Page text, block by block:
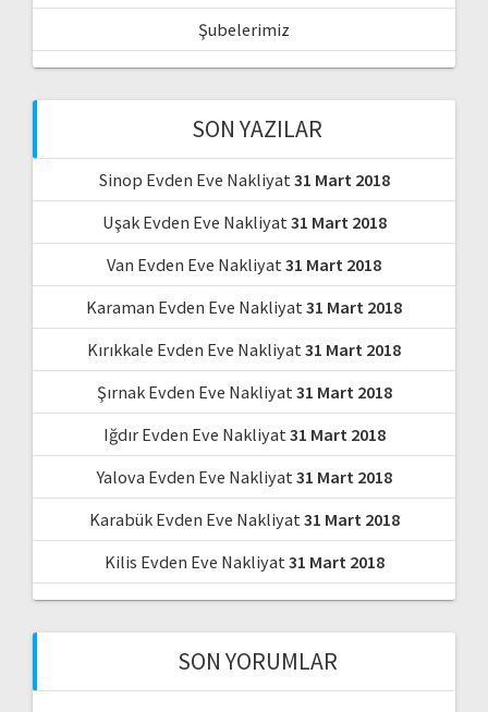
Şubelerimiz
SON YAZILAR
Sinop Evden Eve Nakliyat31 Mart 2018
Uşak Evden Eve Nakliyat31 Mart 2018
Van Evden Eve Nakliyat31 Mart 2018
Karaman Evden Eve Nakliyat31 Mart 2018
Kırıkkale Evden Eve Nakliyat31 Mart 2018
Şırnak Evden Eve Nakliyat31 Mart 2018
Iğdır Evden Eve Nakliyat31 Mart 2018
Yalova Evden Eve Nakliyat31 Mart 2018
Karabük Evden Eve Nakliyat31 Mart 2018
Kilis Evden Eve Nakliyat31 Mart 2018
SON YORUMLAR